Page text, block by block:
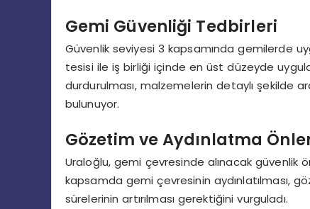
Gemi Güvenliği Tedbirleri
Güvenlik seviyesi 3 kapsamında gemilerde
tesisi ile iş birliği içinde en üst düzeyde
durdurulması, malzemelerin detaylı şekilde
bulunuyor.
Gözetim ve Aydınlatma
Uraloğlu, gemi çevresinde alınacak güvenlik
kapsamda gemi çevresinin aydınlatılması,
sürelerinin artırılması gerektiğini vurguladı.